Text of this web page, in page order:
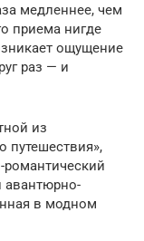
медленнее, чем
приема нигде
ощущение
раз — и
из
путешествия»,
романтический
авантюрно-
в модном